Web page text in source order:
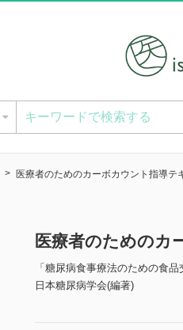
医療者のためのカーボカウント指導テ
医療者のためのカ
「糖尿病食事療法のための食
日本糖尿病学会(編著)